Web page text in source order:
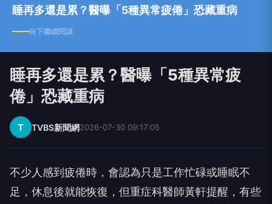
睡再多還是累？醫曝「5種異常疲倦」恐藏重病
向下繼續閱讀
睡再多還是累？醫曝「5種異常疲
倦」恐藏重病
T TVBS新聞網2026-07-30 09:17:05
不少人感到疲倦時，會認為只是工作忙碌或睡眠不
足，休息後就能恢復，但重症科醫師黃軒提醒，有些